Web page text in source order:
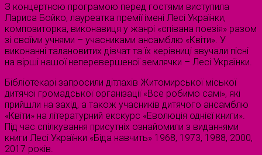
З концертною програмою перед гостями виступила
Лариса Бойко, лауреатка премії імені Лесі Українки,
композиторка, виконавиця у жанрі «співана поезія» разом
зі своїми учнями – учасниками ансамблю «Квіти». У
виконанні талановитих дівчат та їх керівниці звучали пісні
на вірші нашої неперевершеної землячки – Лесі Українки.
Бібліотекарі запросили дітлахів Житомирської міської
дитячої громадської організації «Все робимо самі», які
прийшли на захід, а також учасників дитячого ансамблю
«Квіти» на літературний екскурс «Еволюція однієї книги».
Під час спілкування присутніх ознайомили з виданнями
книги Лесі Українки «Біда навчить» 1968, 1973, 1988, 2000,
2017 років.